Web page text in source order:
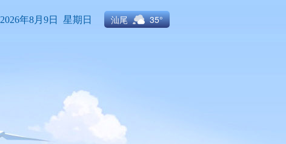
2026年8月9日 星期日 汕尾 35°